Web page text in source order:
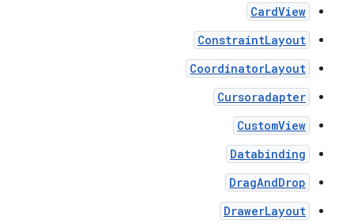
CardView
ConstraintLayout
CoordinatorLayout
Cursoradapter
CustomView
Databinding
DragAndDrop
DrawerLayout